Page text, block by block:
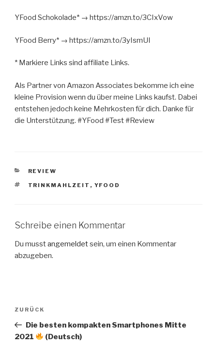
YFood Schokolade* → https://amzn.to/3CIxVow
YFood Berry* → https://amzn.to/3yIsmUI
* Markiere Links sind affiliate Links.
Als Partner von Amazon Associates bekomme ich eine
kleine Provision wenn du über meine Links kaufst. Dabei
entstehen jedoch keine Mehrkosten für dich. Danke für
die Unterstützung. #YFood #Test #Review
KATEGORIEN
REVIEW
SCHLAGWÖRTER
TRINKMAHLZEIT , YFOOD
Schreibe einen Kommentar
Du musstangemeldetsein, um einen Kommentar
abzugeben.
Beitragsnavigation
Vorheriger
Beitrag
ZURÜCK
Die besten kompakten Smartphones Mitte
2021
(Deutsch)